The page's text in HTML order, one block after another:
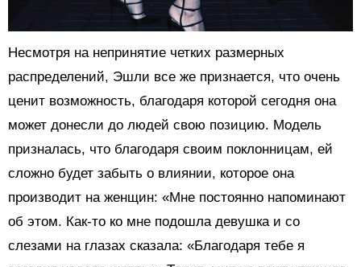
Несмотря на непринятие четких размерных
распределений, Эшли все же признается, что очень
ценит возможность, благодаря которой сегодня она
может донесли до людей свою позицию. Модель
призналась, что благодаря своим поклонницам, ей
сложно будет забыть о влиянии, которое она
производит на женщин: «Мне постоянно напоминают
об этом. Как-то ко мне подошла девушка и со
слезами на глазах сказала: «Благодаря тебе я